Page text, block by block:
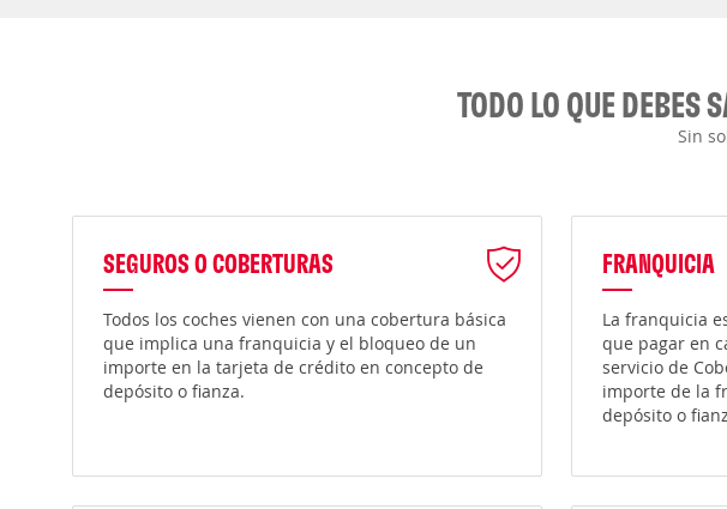
TODO LO QUE DEBES
Sin
SEGUROS O COBERTURAS
Todos los coches vienen con una cobertura básica
que implica una franquicia y el bloqueo de un
importe en la tarjeta de crédito en concepto de
depósito o fianza.
FRANQUICIA
La franquicia
que pagar en
servicio de
importe de la
depósito o